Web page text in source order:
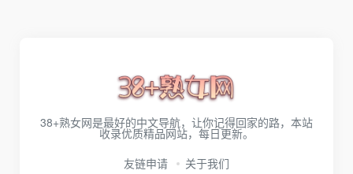
38+熟女网是最好的中文导航，让你记得回家的路，本站
收录优质精品网站，每日更新。
友链申请
关于我们